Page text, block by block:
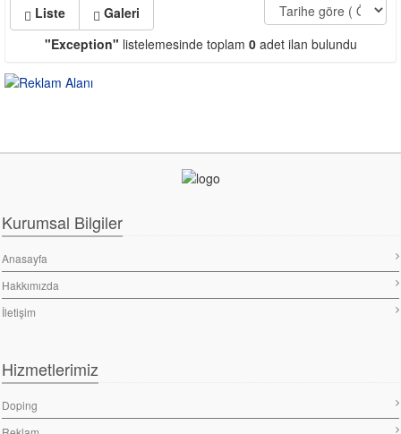
Liste
Galeri
"Exception" listelemesinde toplam 0adet ilan bulundu
Kurumsal Bilgiler
Anasayfa
Hakkımızda
İletişim
Hizmetlerimiz
Doping